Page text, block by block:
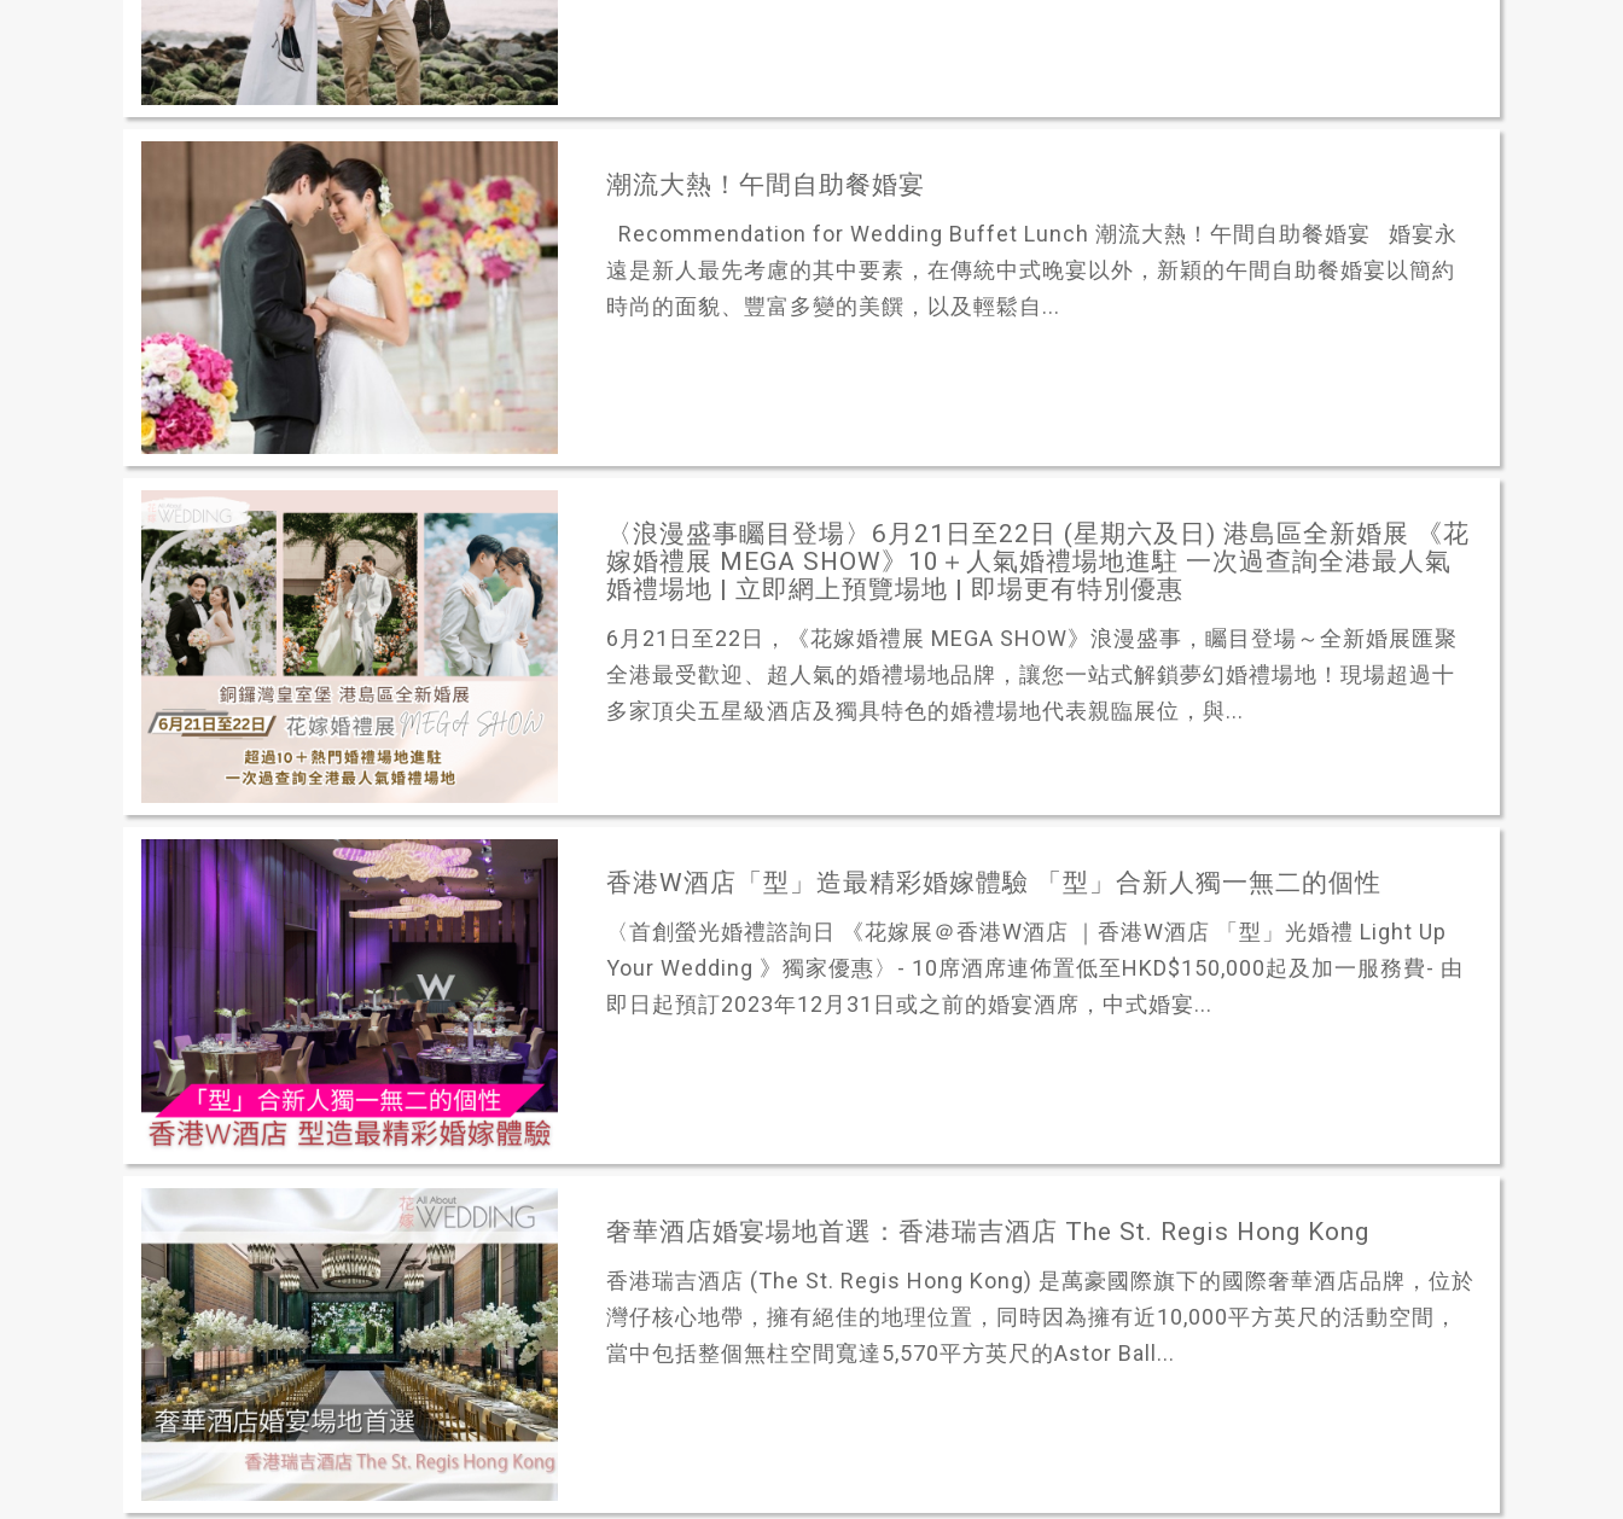
潮流大熱！午間自助餐婚宴
Recommendation for Wedding Buffet Lunch 潮流大熱！午間自助餐婚宴 婚宴永
遠是新人最先考慮的其中要素，在傳統中式晚宴以外，新穎的午間自助餐婚宴以簡約
時尚的面貌、豐富多變的美饌，以及輕鬆自...
〈浪漫盛事矚目登場〉6月21日至22日 (星期六及日) 港島區全新婚展 《花
嫁婚禮展 MEGA SHOW》10＋人氣婚禮場地進駐 一次過查詢全港最人氣
婚禮場地 | 立即網上預覽場地 | 即場更有特別優惠
6月21日至22日，《花嫁婚禮展 MEGA SHOW》浪漫盛事，矚目登場～全新婚展匯聚
全港最受歡迎、超人氣的婚禮場地品牌，讓您一站式解鎖夢幻婚禮場地！現場超過十
多家頂尖五星級酒店及獨具特色的婚禮場地代表親臨展位，與...
香港W酒店「型」造最精彩婚嫁體驗 「型」合新人獨一無二的個性
〈首創螢光婚禮諮詢日 《花嫁展＠香港W酒店 ｜香港W酒店 「型」光婚禮 Light Up
Your Wedding 》獨家優惠〉- 10席酒席連佈置低至HKD$150,000起及加一服務費- 由
即日起預訂2023年12月31日或之前的婚宴酒席，中式婚宴...
奢華酒店婚宴場地首選：香港瑞吉酒店 The St. Regis Hong Kong
香港瑞吉酒店 (The St. Regis Hong Kong) 是萬豪國際旗下的國際奢華酒店品牌，位於
灣仔核心地帶，擁有絕佳的地理位置，同時因為擁有近10,000平方英尺的活動空間，
當中包括整個無柱空間寬達5,570平方英尺的Astor Ball...